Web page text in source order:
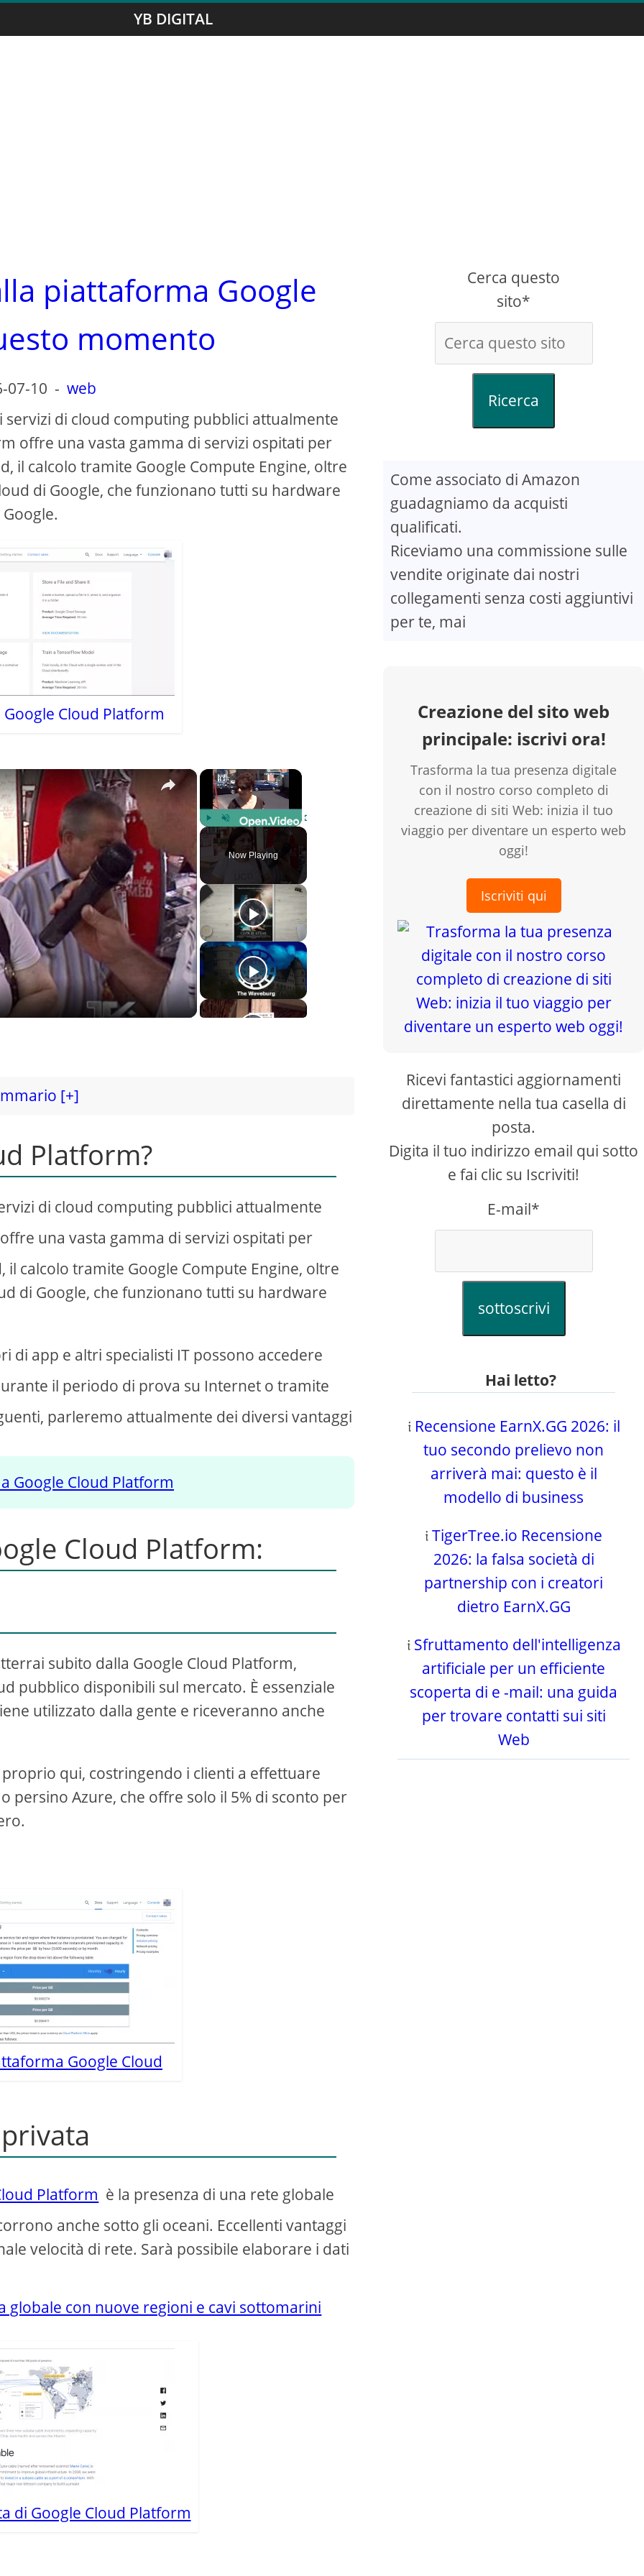
YB DIGITAL
piattaforma Google
momento
07-10 -web
di cloud computing pubblici attualmente
offre una vasta gamma di servizi ospitati per
il calcolo tramite Google Compute Engine, oltre
di Google, che funzionano tutti su hardware
Google.
Cloud Platform
×
Play Unmute
Now Playing
×
[+]
Platform?
di cloud computing pubblici attualmente
offre una vasta gamma di servizi ospitati per
calcolo tramite Google Compute Engine, oltre
di Google, che funzionano tutti su hardware
di app e altri specialisti IT possono accedere
il periodo di prova su Internet o tramite
parleremo attualmente dei diversi vantaggi
Google Cloud Platform
Cloud Platform:
subito dalla Google Cloud Platform,
pubblico disponibili sul mercato. È essenziale
utilizzato dalla gente e riceveranno anche
proprio qui, costringendo i clienti a effettuare
persino Azure, che offre solo il 5% di sconto per
Google Cloud
Platform è la presenza di una rete globale
anche sotto gli oceani. Eccellenti vantaggi
velocità di rete. Sarà possibile elaborare i dati
con nuove regioni e cavi sottomarini
di Google Cloud Platform
Cerca questo
sito*
Ricerca
Come associato di Amazon
guadagniamo da acquisti
qualificati.
Riceviamo una commissione sulle
vendite originate dai nostri
collegamenti senza costi aggiuntivi
per te, mai
Creazione del sito web
principale: iscrivi ora!
Trasforma la tua presenza digitale
con il nostro corso completo di
creazione di siti Web: inizia il tuo
viaggio per diventare un esperto web
oggi!
Iscriviti qui
Ricevi fantastici aggiornamenti
direttamente nella tua casella di
posta.
Digita il tuo indirizzo email qui sotto
e fai clic su Iscriviti!
E-mail*
sottoscrivi
Hai letto?
𝔦 Recensione EarnX.GG 2026: il
tuo secondo prelievo non
arriverà mai: questo è il
modello di business
𝔦TigerTree.io Recensione
2026: la falsa società di
partnership con i creatori
dietro EarnX.GG
𝔦 Sfruttamento dell'intelligenza
artificiale per un efficiente
scoperta di e -mail: una guida
per trovare contatti sui siti
Web